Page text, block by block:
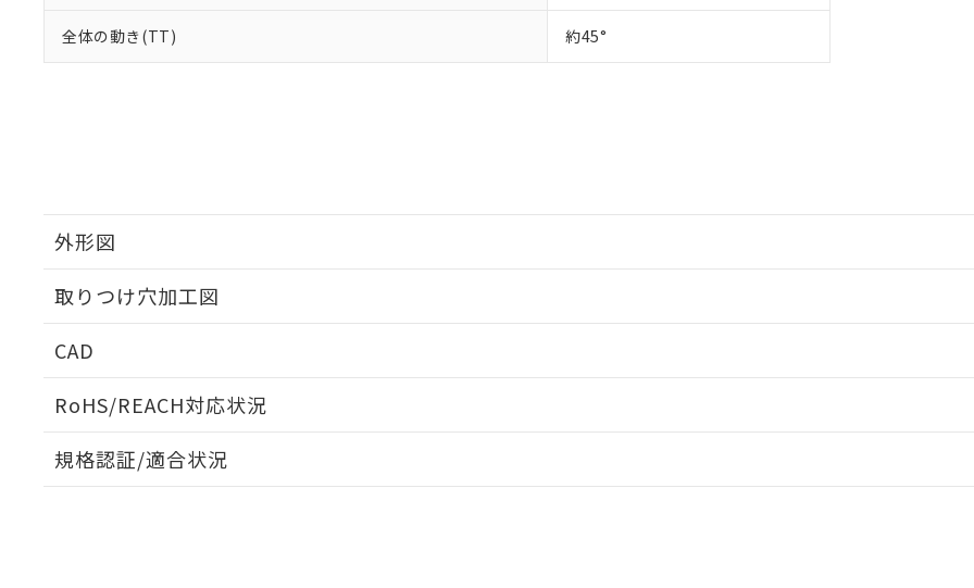
全体の動き(TT) 約45°
外形図
取りつけ穴加工図
CAD
RoHS/REACH対応状況
EU RoHS 注意事項・凡例
規格認証/適合状況